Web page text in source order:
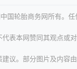
国轮胎商务网所有。
表本网赞同其观点或
议。部分图片及内容